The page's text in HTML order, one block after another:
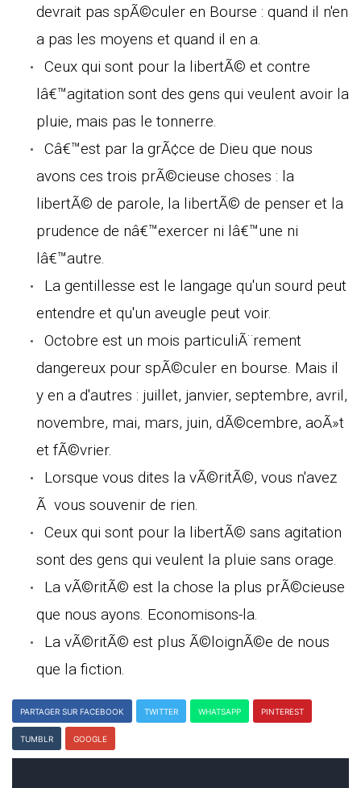
devrait pas spÃ©culer en Bourse : quand il n'en
a pas les moyens et quand il en a.
Ceux qui sont pour la libertÃ© et contre
lâ€™agitation sont des gens qui veulent avoir la
pluie, mais pas le tonnerre.
Câ€™est par la grÃ¢ce de Dieu que nous
avons ces trois prÃ©cieuse choses : la
libertÃ© de parole, la libertÃ© de penser et la
prudence de nâ€™exercer ni lâ€™une ni
lâ€™autre.
La gentillesse est le langage qu'un sourd peut
entendre et qu'un aveugle peut voir.
Octobre est un mois particuliÃ¨rement
dangereux pour spÃ©culer en bourse. Mais il
y en a d'autres : juillet, janvier, septembre, avril,
novembre, mai, mars, juin, dÃ©cembre, aoÃ»t
et fÃ©vrier.
Lorsque vous dites la vÃ©ritÃ©, vous n'avez
Ã vous souvenir de rien.
Ceux qui sont pour la libertÃ© sans agitation
sont des gens qui veulent la pluie sans orage.
La vÃ©ritÃ© est la chose la plus prÃ©cieuse
que nous ayons. Economisons-la.
La vÃ©ritÃ© est plus Ã©loignÃ©e de nous
que la fiction.
PARTAGER SUR FACEBOOK TWITTER WHATSAPP PINTEREST
TUMBLR GOOGLE